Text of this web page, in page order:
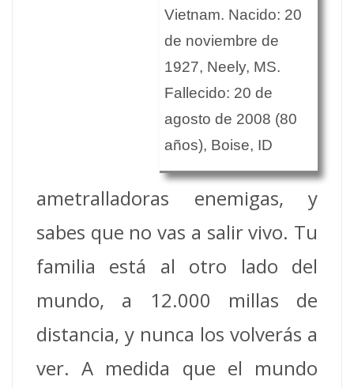
Vietnam. Nacido: 20
de noviembre de
1927, Neely, MS.
Fallecido: 20 de
agosto de 2008 (80
años), Boise, ID
ametralladoras enemigas, y
sabes que no vas a salir vivo. Tu
familia está al otro lado del
mundo, a 12.000 millas de
distancia, y nunca los volverás a
ver. A medida que el mundo